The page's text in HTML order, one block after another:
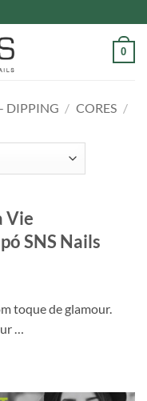
0
DIPPING / CORES /
Vie
SNS Nails
toque de glamour.
…